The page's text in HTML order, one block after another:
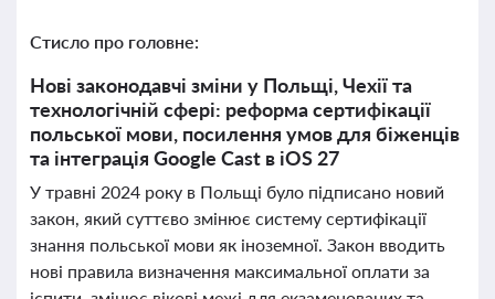
Стисло про головне:
Нові законодавчі зміни у Польщі, Чехії та
технологічній сфері: реформа сертифікації
польської мови, посилення умов для біженців
та інтеграція Google Cast в iOS 27
У травні 2024 року в Польщі було підписано новий
закон, який суттєво змінює систему сертифікації
знання польської мови як іноземної. Закон вводить
нові правила визначення максимальної оплати за